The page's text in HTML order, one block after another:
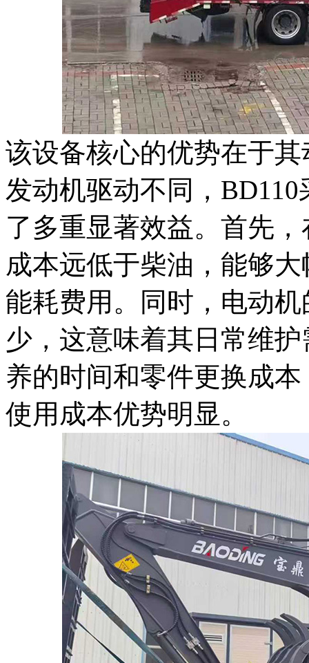
该设备核心的优势在于
发动机驱动不同，
了多重显著效益。首先
成本远低于柴油，能够
能耗费用。同时，电动
少，这意味着其日常维
养的时间和零件更换成
使用成本优势明显。